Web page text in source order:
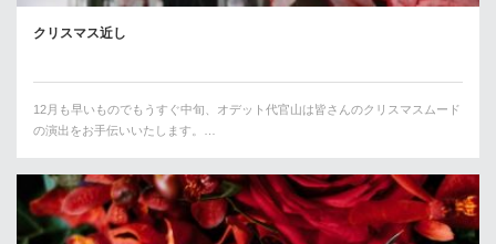
クリスマス近し
12月も早いものでもうすぐ中旬、オデット代官山は皆さんのクリスマスムード
の演出をお手伝いいたします。…